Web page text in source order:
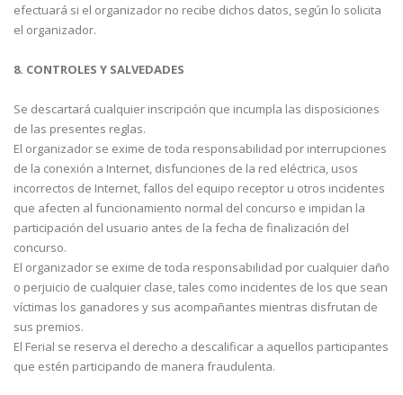
efectuará si el organizador no recibe dichos datos, según lo solicita
el organizador.
8. CONTROLES Y SALVEDADES
Se descartará cualquier inscripción que incumpla las disposiciones
de las presentes reglas.
El organizador se exime de toda responsabilidad por interrupciones
de la conexión a Internet, disfunciones de la red eléctrica, usos
incorrectos de Internet, fallos del equipo receptor u otros incidentes
que afecten al funcionamiento normal del concurso e impidan la
participación del usuario antes de la fecha de finalización del
concurso.
El organizador se exime de toda responsabilidad por cualquier daño
o perjuicio de cualquier clase, tales como incidentes de los que sean
víctimas los ganadores y sus acompañantes mientras disfrutan de
sus premios.
El Ferial se reserva el derecho a descalificar a aquellos participantes
que estén participando de manera fraudulenta.